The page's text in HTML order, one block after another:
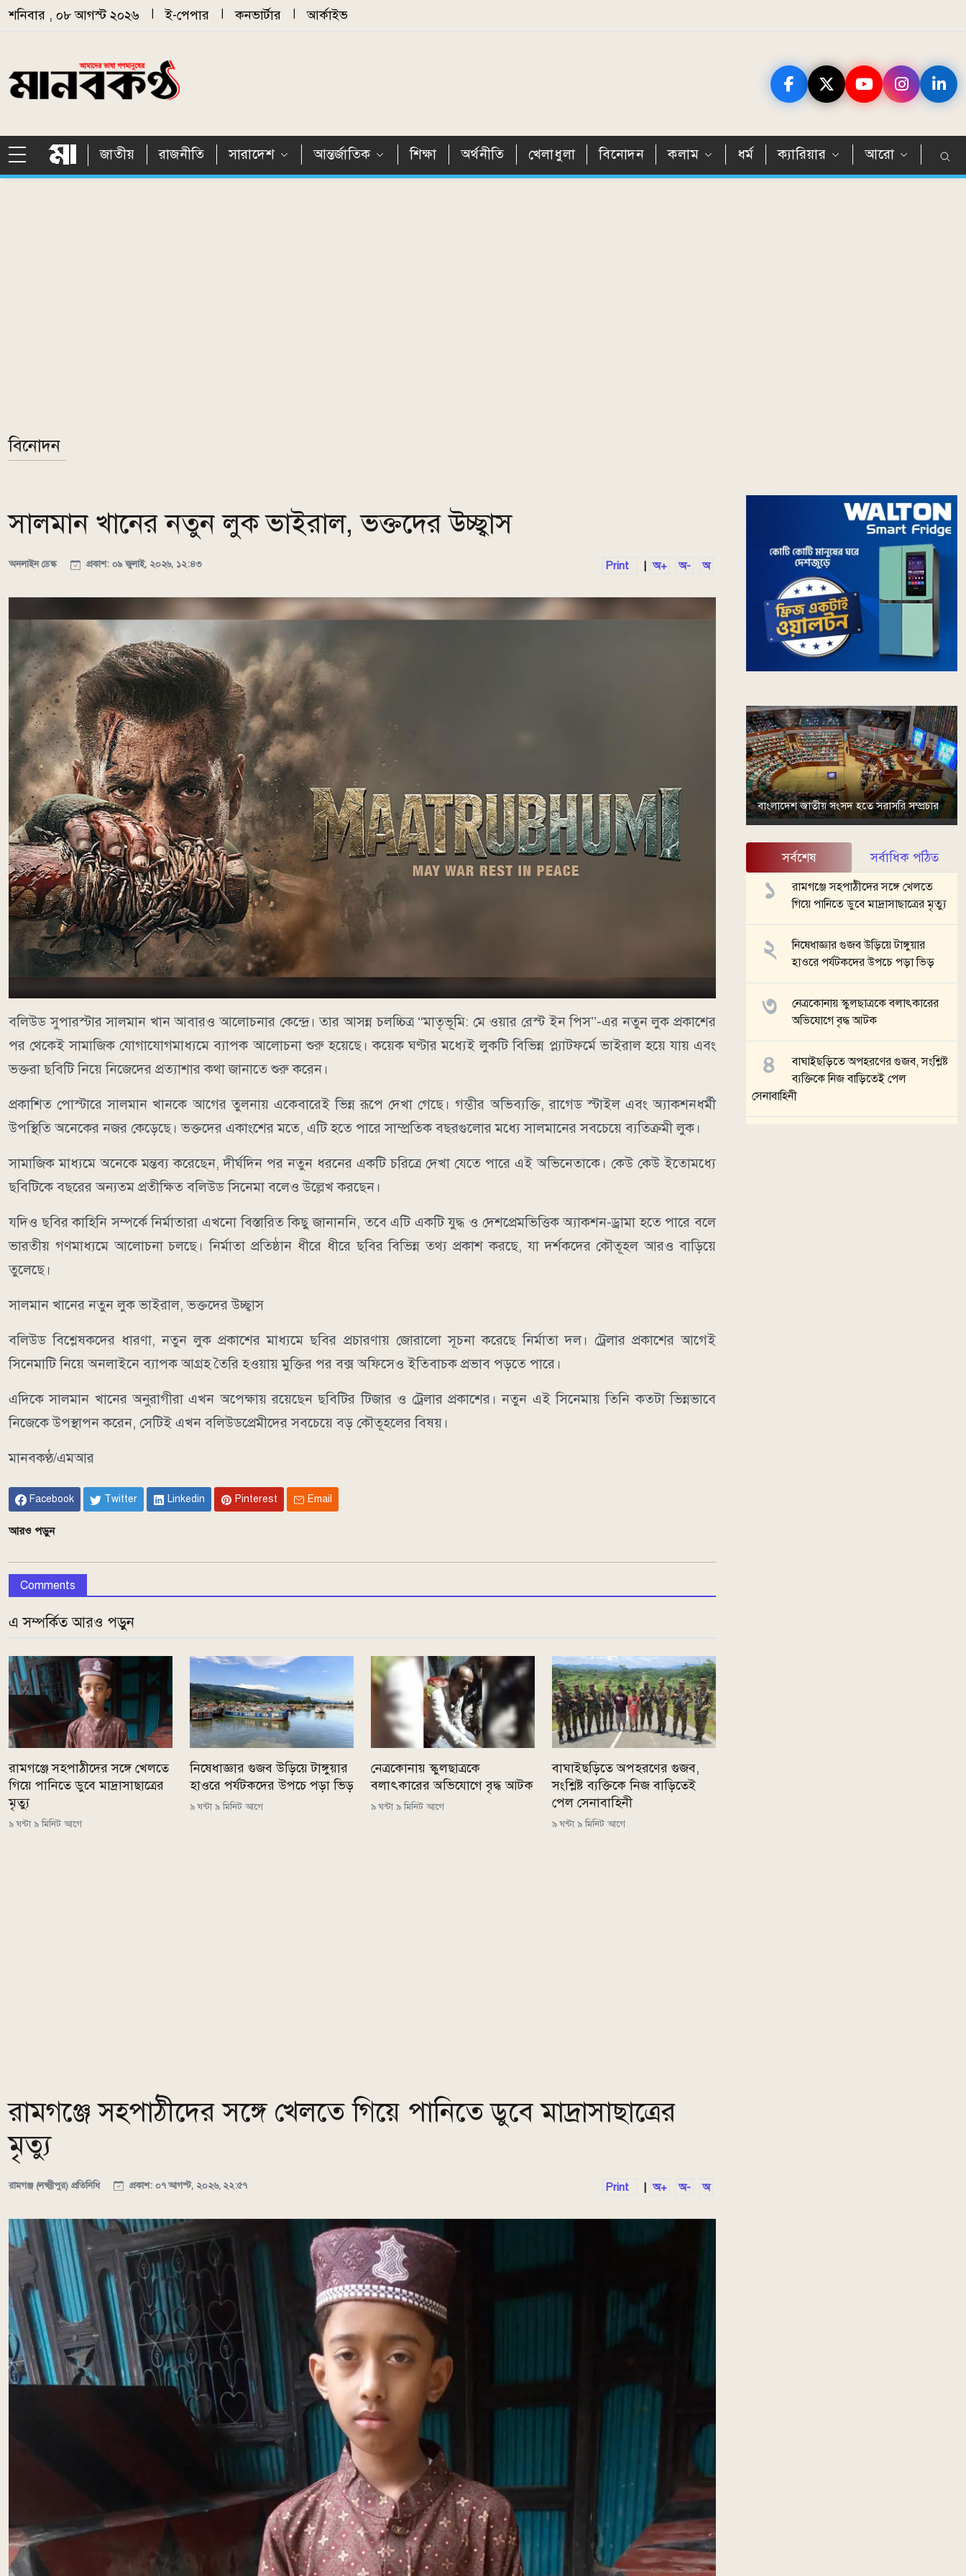
Skip to main content
শনিবার , ০৮ আগস্ট ২০২৬ ই-পেপার কনভার্টার আর্কাইভ
জাতীয় রাজনীতি সারাদেশ আন্তর্জাতিক শিক্ষা অর্থনীতি খেলাধুলা বিনোদন কলাম ধর্ম ক্যারিয়ার আরো
বিনোদন
সালমান খানের নতুন লুক ভাইরাল, ভক্তদের উচ্ছ্বাস
অনলাইন ডেস্ক প্রকাশ: ০৯ জুলাই, ২০২৬, ১২:৪৩ Print অ+ অ- অ
বলিউড সুপারস্টার সালমান খান আবারও আলোচনার কেন্দ্রে। তার আসন্ন চলচ্চিত্র ‘‘মাতৃভূমি: মে ওয়ার রেস্ট ইন পিস’’-এর নতুন লুক প্রকাশের
পর থেকেই সামাজিক যোগাযোগমাধ্যমে ব্যাপক আলোচনা শুরু হয়েছে। কয়েক ঘণ্টার মধ্যেই লুকটি বিভিন্ন প্ল্যাটফর্মে ভাইরাল হয়ে যায় এবং
ভক্তরা ছবিটি নিয়ে নিজেদের প্রত্যাশার কথা জানাতে শুরু করেন।
প্রকাশিত পোস্টারে সালমান খানকে আগের তুলনায় একেবারেই ভিন্ন রূপে দেখা গেছে। গম্ভীর অভিব্যক্তি, রাগেড স্টাইল এবং অ্যাকশনধর্মী
উপস্থিতি অনেকের নজর কেড়েছে। ভক্তদের একাংশের মতে, এটি হতে পারে সাম্প্রতিক বছরগুলোর মধ্যে সালমানের সবচেয়ে ব্যতিক্রমী লুক।
সামাজিক মাধ্যমে অনেকে মন্তব্য করেছেন, দীর্ঘদিন পর নতুন ধরনের একটি চরিত্রে দেখা যেতে পারে এই অভিনেতাকে। কেউ কেউ ইতোমধ্যে
ছবিটিকে বছরের অন্যতম প্রতীক্ষিত বলিউড সিনেমা বলেও উল্লেখ করছেন।
যদিও ছবির কাহিনি সম্পর্কে নির্মাতারা এখনো বিস্তারিত কিছু জানাননি, তবে এটি একটি যুদ্ধ ও দেশপ্রেমভিত্তিক অ্যাকশন-ড্রামা হতে পারে বলে
ভারতীয় গণমাধ্যমে আলোচনা চলছে। নির্মাতা প্রতিষ্ঠান ধীরে ধীরে ছবির বিভিন্ন তথ্য প্রকাশ করছে, যা দর্শকদের কৌতূহল আরও বাড়িয়ে
তুলেছে।
সালমান খানের নতুন লুক ভাইরাল, ভক্তদের উচ্ছ্বাস
বলিউড বিশ্লেষকদের ধারণা, নতুন লুক প্রকাশের মাধ্যমে ছবির প্রচারণায় জোরালো সূচনা করেছে নির্মাতা দল। ট্রেলার প্রকাশের আগেই
সিনেমাটি নিয়ে অনলাইনে ব্যাপক আগ্রহ তৈরি হওয়ায় মুক্তির পর বক্স অফিসেও ইতিবাচক প্রভাব পড়তে পারে।
এদিকে সালমান খানের অনুরাগীরা এখন অপেক্ষায় রয়েছেন ছবিটির টিজার ও ট্রেলার প্রকাশের। নতুন এই সিনেমায় তিনি কতটা ভিন্নভাবে
নিজেকে উপস্থাপন করেন, সেটিই এখন বলিউডপ্রেমীদের সবচেয়ে বড় কৌতূহলের বিষয়।
মানবকণ্ঠ/এমআর
Facebook Twitter Linkedin Pinterest Email
আরও পড়ুন
Comments
এ সম্পর্কিত আরও পড়ুন
রামগঞ্জে সহপাঠীদের সঙ্গে খেলতে
গিয়ে পানিতে ডুবে মাদ্রাসাছাত্রের
মৃত্যু
৯ ঘন্টা ৯ মিনিট আগে
নিষেধাজ্ঞার গুজব উড়িয়ে টাঙ্গুয়ার
হাওরে পর্যটকদের উপচে পড়া ভিড়
৯ ঘন্টা ৯ মিনিট আগে
নেত্রকোনায় স্কুলছাত্রকে
বলাৎকারের অভিযোগে বৃদ্ধ আটক
৯ ঘন্টা ৯ মিনিট আগে
বাঘাইছড়িতে অপহরণের গুজব,
সংশ্লিষ্ট ব্যক্তিকে নিজ বাড়িতেই
পেল সেনাবাহিনী
৯ ঘন্টা ৯ মিনিট আগে
রামগঞ্জে সহপাঠীদের সঙ্গে খেলতে গিয়ে পানিতে ডুবে মাদ্রাসাছাত্রের
মৃত্যু
রামগঞ্জ (লক্ষ্মীপুর) প্রতিনিধি প্রকাশ: ০৭ আগস্ট, ২০২৬, ২২:৫৭ Print | অ+ অ- অ
বাংলাদেশ জাতীয় সংসদ হতে সরাসরি সম্প্রচার
সর্বশেষ সর্বাধিক পঠিত
রামগঞ্জে সহপাঠীদের সঙ্গে খেলতে
গিয়ে পানিতে ডুবে মাদ্রাসাছাত্রের মৃত্যু
নিষেধাজ্ঞার গুজব উড়িয়ে টাঙ্গুয়ার
হাওরে পর্যটকদের উপচে পড়া ভিড়
নেত্রকোনায় স্কুলছাত্রকে বলাৎকারের
অভিযোগে বৃদ্ধ আটক
বাঘাইছড়িতে অপহরণের গুজব, সংশ্লিষ্ট
ব্যক্তিকে নিজ বাড়িতেই পেল
সেনাবাহিনী